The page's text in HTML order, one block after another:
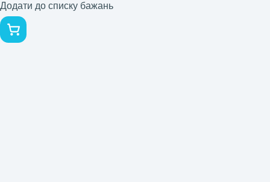
Додати до списку бажань